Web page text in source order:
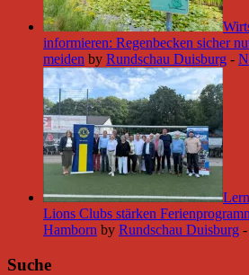
informieren: Regenbecken sicher
meiden by Rundschau Duisburg -
Lions Clubs stärken
Hamborn by Rundschau Duisburg -
Suche